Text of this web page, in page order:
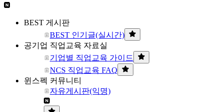
BEST 게시판
BEST 인기글(실시간)
공기업 직업교육 자료실
기업별 직업교육 가이드
NCS 직업교육 FAQ
윈스펙 커뮤니티
자유게시판(익명)